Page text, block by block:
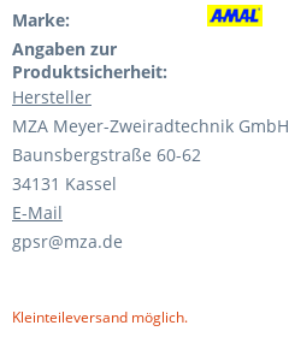
Marke:
Angaben zur
Produktsicherheit:
Hersteller
MZA Meyer-Zweiradtechnik GmbH
Baunsbergstraße 60-62
34131 Kassel
E-Mail
gpsr@mza.de
Kleinteileversand möglich.